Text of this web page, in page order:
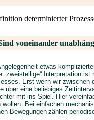
determinierter
voneinander
etwas
„zweistellige“ Interpretation
Erst wenn wir zwischen
über eine beliebiges
mit ins Spiel. Hier
wollen. Bei einfachen
Bewegungen zählen